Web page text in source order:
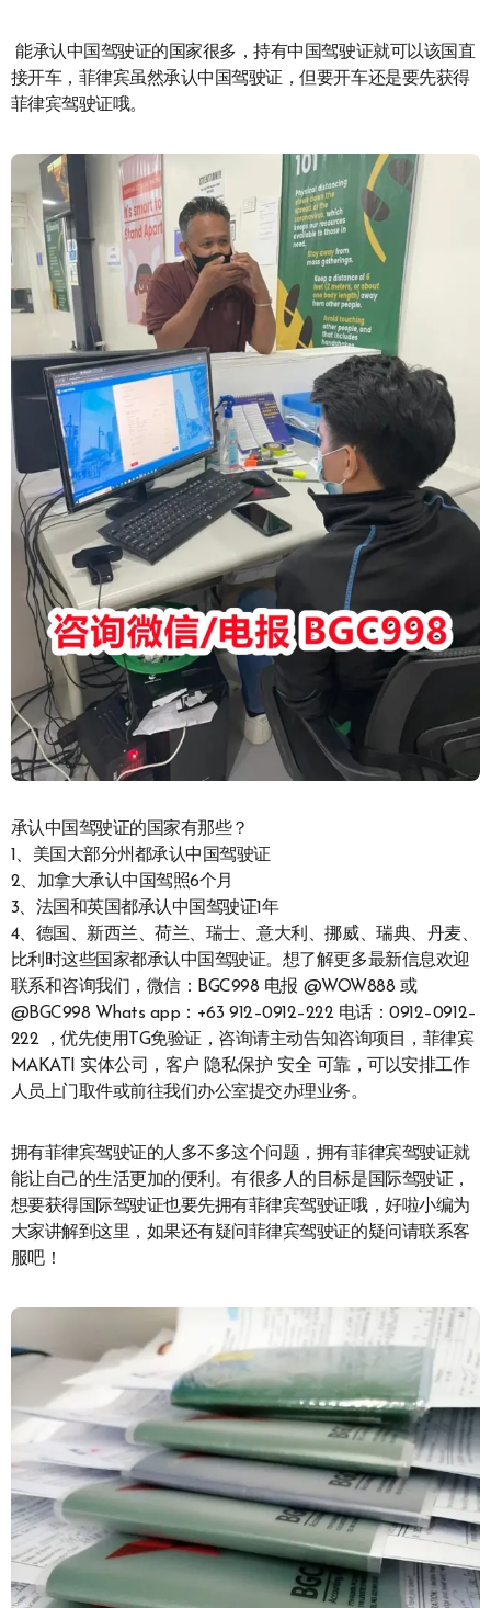
能承认中国驾驶证的国家很多，持有中国驾驶证就可以该国直
接开车，菲律宾虽然承认中国驾驶证，但要开车还是要先获得
菲律宾驾驶证哦。
承认中国驾驶证的国家有那些？
1、美国大部分州都承认中国驾驶证
2、加拿大承认中国驾照6个月
3、法国和英国都承认中国驾驶证1年
4、德国、新西兰、荷兰、瑞士、意大利、挪威、瑞典、丹麦、
比利时这些国家都承认中国驾驶证。想了解更多最新信息欢迎
联系和咨询我们，微信：BGC998 电报 @WOW888 或
@BGC998 Whats app：+63 912–0912–222 电话：0912–0912–
222 ，优先使用TG免验证，咨询请主动告知咨询项目，菲律宾
MAKATI 实体公司，客户 隐私保护 安全 可靠，可以安排工作
人员上门取件或前往我们办公室提交办理业务。
拥有菲律宾驾驶证的人多不多这个问题，拥有菲律宾驾驶证就
能让自己的生活更加的便利。有很多人的目标是国际驾驶证，
想要获得国际驾驶证也要先拥有菲律宾驾驶证哦，好啦小编为
大家讲解到这里，如果还有疑问菲律宾驾驶证的疑问请联系客
服吧！